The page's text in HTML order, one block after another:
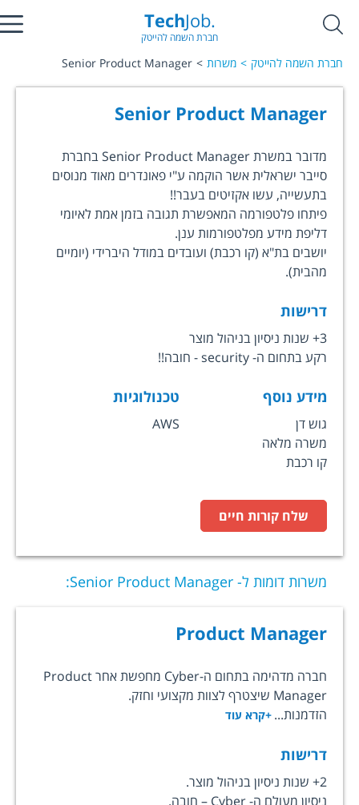
TechJob.
חברת השמה להייטק
חברת השמה להייטק משרות Senior Product Manager
Senior Product Manager
מדובר במשרת Senior Product Manager בחברת
סייבר ישראלית אשר הוקמה ע"י פאונדרים מאוד מנוסים
בתעשייה, עשו אקזיטים בעבר!!
פיתחו פלטפורמה המאפשרת תגובה בזמן אמת לאיומי
דליפת מידע מפלטפורמות ענן.
יושבים בת"א (קו רכבת) ועובדים במודל היברידי (יומיים
מהבית).
דרישות
3+ שנות ניסיון בניהול מוצר
רקע בתחום ה- security - חובה!!
מידע נוסף
גוש דן
משרה מלאה
קו רכבת
טכנולוגיות
AWS
שלח קורות חיים
משרות דומות ל- Senior Product Manager
:
Product Manager
חברה מדהימה בתחום ה-Cyber מחפשת אחר Product
Manager שיצטרף לצוות מקצועי וחזק.
הזדמנות... +קרא עוד
דרישות
2+ שנות ניסיון בניהול מוצר.
ניסיון מעולם ה- Cyber – חובה.